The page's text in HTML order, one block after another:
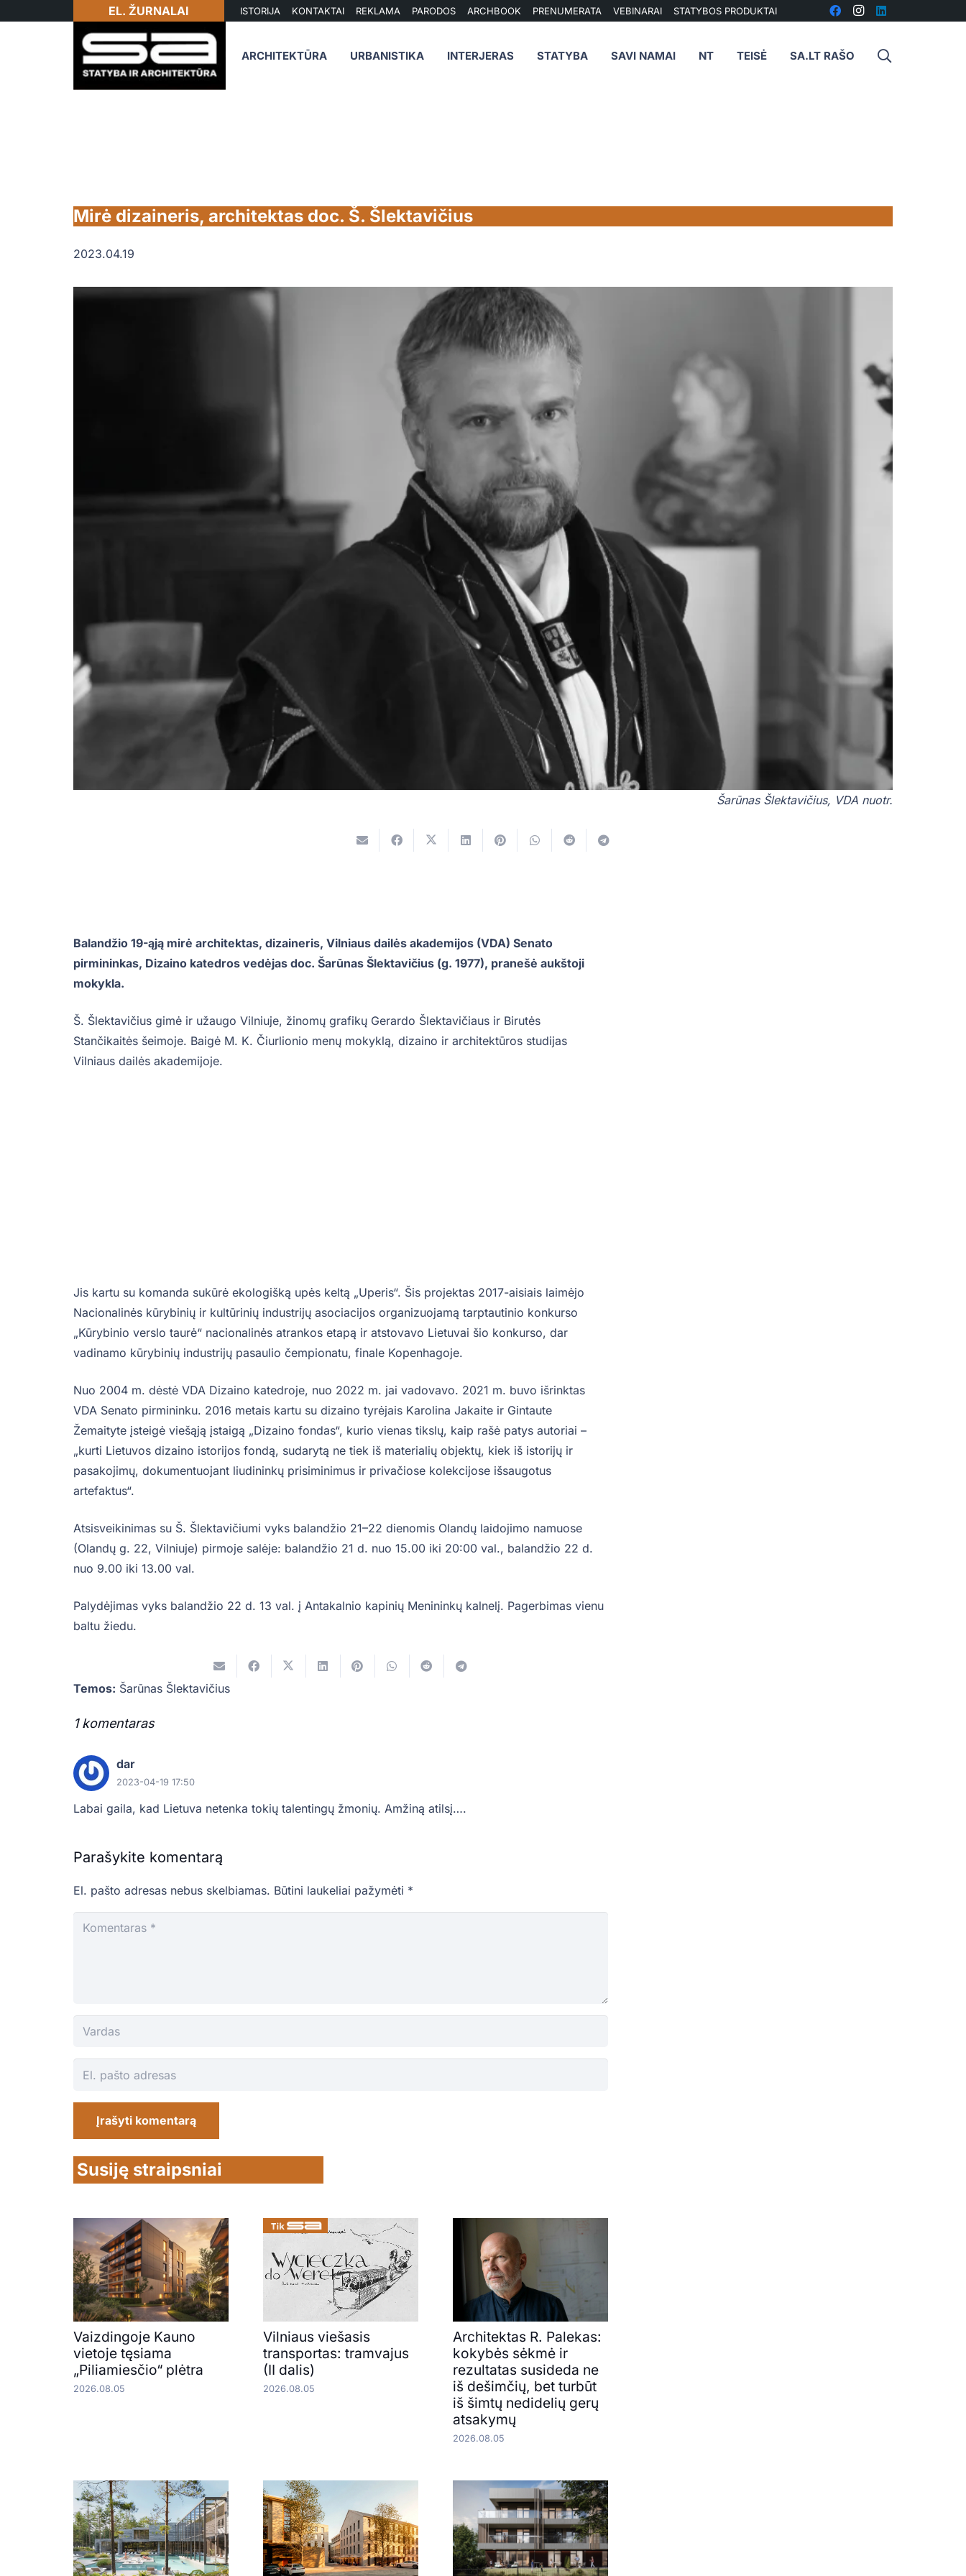
EL. ŽURNALAI ISTORIJA KONTAKTAI REKLAMA PARODOS ARCHBOOK PRENUMERATA VEBINARAI STATYBOS PRODUKTAI
ARCHITEKTŪRA URBANISTIKA INTERJERAS STATYBA SAVI NAMAI NT TEISĖ SA.LT RAŠO
Mirė dizaineris, architektas doc. Š. Šlektavičius
2023.04.19
Šarūnas Šlektavičius, VDA nuotr.
Balandžio 19-ąją mirė architektas, dizaineris, Vilniaus dailės akademijos (VDA) Senato
pirmininkas, Dizaino katedros vedėjas doc. Šarūnas Šlektavičius (g. 1977), pranešė aukštoji
mokykla.
Š. Šlektavičius gimė ir užaugo Vilniuje, žinomų grafikų Gerardo Šlektavičiaus ir Birutės
Stančikaitės šeimoje. Baigė M. K. Čiurlionio menų mokyklą, dizaino ir architektūros studijas
Vilniaus dailės akademijoje.
Jis kartu su komanda sukūrė ekologišką upės keltą „Uperis“. Šis projektas 2017-aisiais laimėjo
Nacionalinės kūrybinių ir kultūrinių industrijų asociacijos organizuojamą tarptautinio konkurso
„Kūrybinio verslo taurė“ nacionalinės atrankos etapą ir atstovavo Lietuvai šio konkurso, dar
vadinamo kūrybinių industrijų pasaulio čempionatu, finale Kopenhagoje.
Nuo 2004 m. dėstė VDA Dizaino katedroje, nuo 2022 m. jai vadovavo. 2021 m. buvo išrinktas
VDA Senato pirmininku. 2016 metais kartu su dizaino tyrėjais Karolina Jakaite ir Gintaute
Žemaityte įsteigė viešąją įstaigą „Dizaino fondas“, kurio vienas tikslų, kaip rašė patys autoriai –
„kurti Lietuvos dizaino istorijos fondą, sudarytą ne tiek iš materialių objektų, kiek iš istorijų ir
pasakojimų, dokumentuojant liudininkų prisiminimus ir privačiose kolekcijose išsaugotus
artefaktus“.
Atsisveikinimas su Š. Šlektavičiumi vyks balandžio 21–22 dienomis Olandų laidojimo namuose
(Olandų g. 22, Vilniuje) pirmoje salėje: balandžio 21 d. nuo 15.00 iki 20:00 val., balandžio 22 d.
nuo 9.00 iki 13.00 val.
Palydėjimas vyks balandžio 22 d. 13 val. į Antakalnio kapinių Menininkų kalnelį. Pagerbimas vienu
baltu žiedu.
Temos: Šarūnas Šlektavičius
1komentaras
.
dar
2023-04-19 17:50
Labai gaila, kad Lietuva netenka tokių talentingų žmonių. Amžiną atilsį….
Parašykite komentarą
El. pašto adresas nebus skelbiamas. Būtini laukeliai pažymėti *
Įrašyti komentarą
Susiję straipsniai
Vaizdingoje Kauno
vietoje tęsiama
„Piliamiesčio“ plėtra
2026.08.05
Vilniaus viešasis
transportas: tramvajus
(II dalis)
2026.08.05
Architektas R. Palekas:
kokybės sėkmė ir
rezultatas susideda ne
iš dešimčių, bet turbūt
iš šimtų nedidelių gerų
atsakymų
2026.08.05